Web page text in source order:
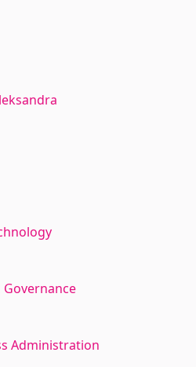
Governance
Administration